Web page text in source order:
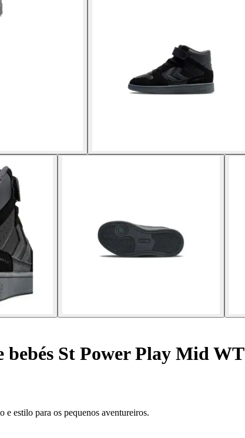
bebés St Power Play Mid WT
estilo para os pequenos aventureiros.